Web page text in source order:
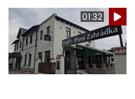
01:32